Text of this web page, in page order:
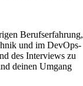
Berufserfahrung,
und im DevOps-
des Interviews zu
deinen Umgang